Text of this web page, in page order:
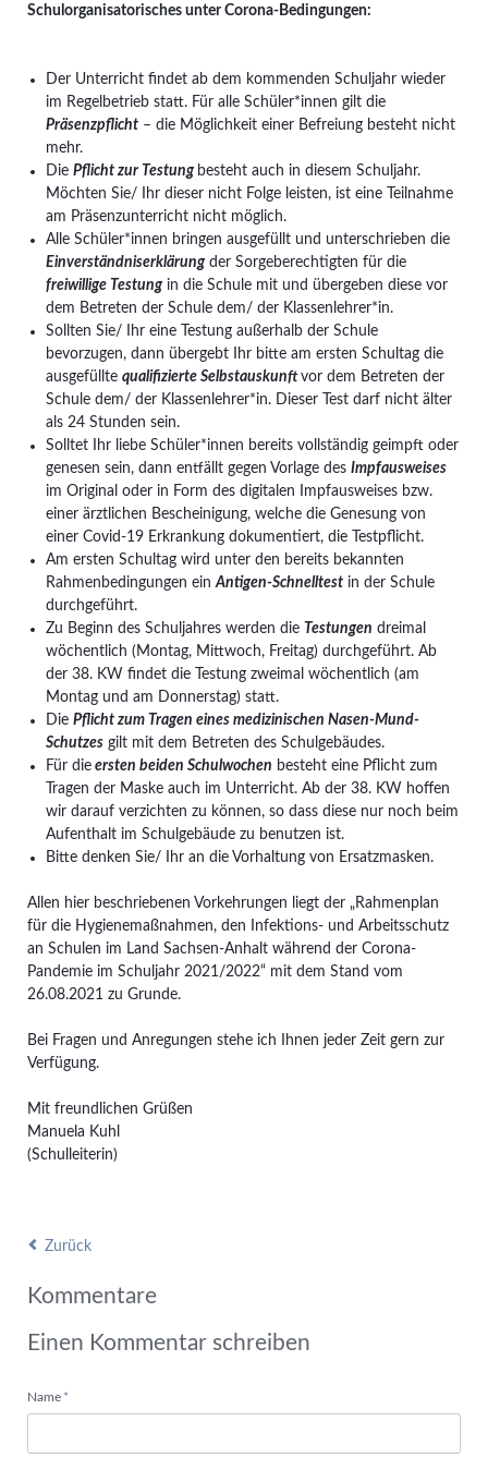
Schulorganisatorisches unter Corona-Bedingungen:
Der Unterricht findet ab dem kommenden Schuljahr wieder
im Regelbetrieb statt. Für alle Schüler*innen gilt die
Präsenzpflicht – die Möglichkeit einer Befreiung besteht nicht
mehr.
DiePflicht zur Testung besteht auch in diesem Schuljahr.
Möchten Sie/ Ihr dieser nicht Folge leisten, ist eine Teilnahme
am Präsenzunterricht nicht möglich.
Alle Schüler*innen bringen ausgefüllt und unterschrieben die
Einverständniserklärungder Sorgeberechtigten für die
freiwillige Testungin die Schule mit und übergeben diese vor
dem Betreten der Schule dem/ der Klassenlehrer*in.
Sollten Sie/ Ihr eine Testung außerhalb der Schule
bevorzugen, dann übergebt Ihr bitte am ersten Schultag die
ausgefülltequalifizierte Selbstauskunftvor dem Betreten der
Schule dem/ der Klassenlehrer*in. Dieser Test darf nicht älter
als 24 Stunden sein.
Solltet Ihr liebe Schüler*innen bereits vollständig geimpft oder
genesen sein, dann entfällt gegen Vorlage desImpfausweises
im Original oder in Form des digitalen Impfausweises bzw.
einer ärztlichen Bescheinigung, welche die Genesung von
einer Covid-19 Erkrankung dokumentiert, die Testpflicht.
Am ersten Schultag wird unter den bereits bekannten
Rahmenbedingungen einAntigen-Schnelltest in der Schule
durchgeführt.
Zu Beginn des Schuljahres werden die Testungen dreimal
wöchentlich (Montag, Mittwoch, Freitag) durchgeführt. Ab
der 38. KW findet die Testung zweimal wöchentlich (am
Montag und am Donnerstag) statt.
DiePflicht zum Tragen eines medizinischen Nasen-Mund-
Schutzes gilt mit dem Betreten des Schulgebäudes.
Für die ersten beiden Schulwochen besteht eine Pflicht zum
Tragen der Maske auch im Unterricht. Ab der 38. KW hoffen
wir darauf verzichten zu können, so dass diese nur noch beim
Aufenthalt im Schulgebäude zu benutzen ist.
Bitte denken Sie/ Ihr an die Vorhaltung von Ersatzmasken.
Allen hier beschriebenen Vorkehrungen liegt der „Rahmenplan
für die Hygienemaßnahmen, den Infektions- und Arbeitsschutz
an Schulen im Land Sachsen-Anhalt während der Corona-
Pandemie im Schuljahr 2021/2022“ mit dem Stand vom
26.08.2021 zu Grunde.
Bei Fragen und Anregungen stehe ich Ihnen jeder Zeit gern zur
Verfügung.
Mit freundlichen Grüßen
Manuela Kuhl
(Schulleiterin)
Zurück
Kommentare
Einen Kommentar schreiben
Pflichtfeld
Name *